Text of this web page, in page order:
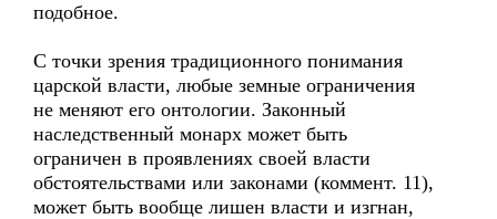
подобное.
С точки зрения традиционного понимания
царской власти, любые земные ограничения
не меняют его онтологии. Законный
наследственный монарх может быть
ограничен в проявлениях своей власти
обстоятельствами или законами (коммент. 11),
может быть вообще лишен власти и изгнан,